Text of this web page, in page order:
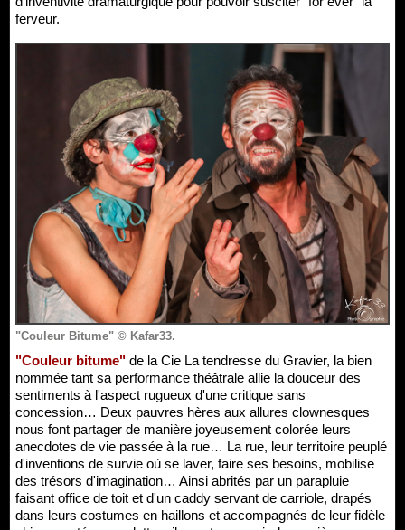
ferveur.
"Couleur Bitume" © Kafar33.
"Couleur bitume" de la Cie La tendresse du Gravier, la bien
nommée tant sa performance théâtrale allie la douceur des
sentiments à l'aspect rugueux d'une critique sans
concession… Deux pauvres hères aux allures clownesques
nous font partager de manière joyeusement colorée leurs
anecdotes de vie passée à la rue… La rue, leur territoire peuplé
d'inventions de survie où se laver, faire ses besoins, mobilise
des trésors d'imagination… Ainsi abrités par un parapluie
faisant office de toit et d'un caddy servant de carriole, drapés
dans leurs costumes en haillons et accompagnés de leur fidèle